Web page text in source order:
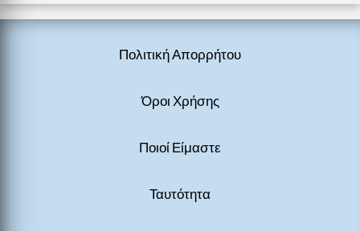
Πολιτική Απορρήτου
Όροι Χρήσης
Ποιοί Είμαστε
Ταυτότητα